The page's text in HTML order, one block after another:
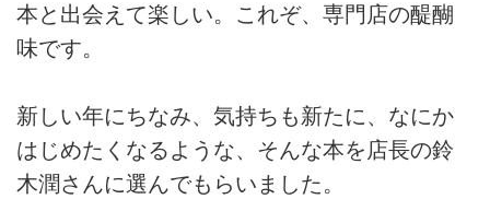
本と出会えて楽しい。これぞ、専門店の醍醐
味です。
新しい年にちなみ、気持ちも新たに、なにか
はじめたくなるような、そんな本を店長の鈴
木潤さんに選んでもらいました。